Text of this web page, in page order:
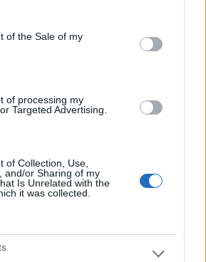
specified purposes in below Google
of the Sale of my
of processing my
Targeted Advertising.
of Collection, Use,
and/or Sharing of my
Is Unrelated with the
it was collected.
meraviglioso?
di " Baia dei Turchi " che altro non è